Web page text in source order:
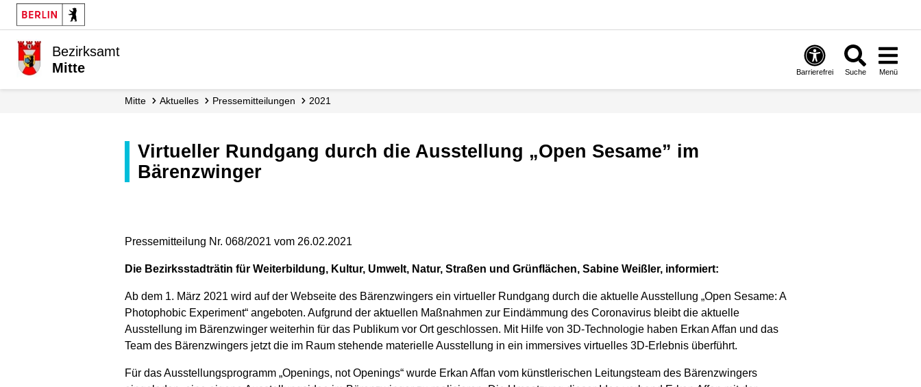
Bezirksamt
Mitte
Barrierefrei Suche Menü
Mitte Aktuelles Presse­mitteilungen 2021
Virtueller Rundgang durch die Ausstellung „Open Sesame” im
Bärenzwinger
Pressemitteilung Nr. 068/2021 vom 26.02.2021
Die Bezirksstadträtin für Weiterbildung, Kultur, Umwelt, Natur, Straßen und Grünflächen, Sabine Weißler, informiert:
Ab dem 1. März 2021 wird auf der Webseite des Bärenzwingers ein virtueller Rundgang durch die aktuelle Ausstellung „Open Sesame: A
Photophobic Experiment“ angeboten. Aufgrund der aktuellen Maßnahmen zur Eindämmung des Coronavirus bleibt die aktuelle
Ausstellung im Bärenzwinger weiterhin für das Publikum vor Ort geschlossen. Mit Hilfe von 3D-Technologie haben Erkan Affan und das
Team des Bärenzwingers jetzt die im Raum stehende materielle Ausstellung in ein immersives virtuelles 3D-Erlebnis überführt.
Für das Ausstellungsprogramm „Openings, not Openings“ wurde Erkan Affan vom künstlerischen Leitungsteam des Bärenzwingers